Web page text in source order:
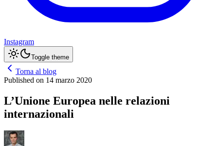
Instagram
Toggle theme
Torna al blog
Published on 14 marzo 2020
L’Unione Europea nelle relazioni
internazionali